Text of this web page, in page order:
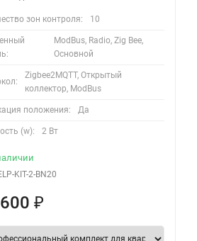
зон контроля: 10
ModBus, Radio, Zig Bee,
Основной
Zigbee2MQTT, Открытый
коллектор, ModBus
положения: Да
(w): 2 Вт
KIT-2-BN20
₽